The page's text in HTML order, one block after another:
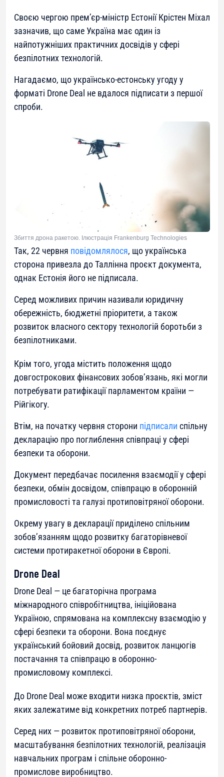
Своєю чергою прем’єр-міністр Естонії Крістен Міхал
зазначив, що саме Україна має один із
найпотужніших практичних досвідів у сфері
безпілотних технологій.
Нагадаємо, що українсько-естонську угоду у
форматі Drone Deal не вдалося підписати з першої
спроби.
Збиття дрона ракетою. Ілюстрація Frankenburg Technologies
Так, 22 червня повідомлялося, що українська
сторона привезла до Таллінна проєкт документа,
однак Естонія його не підписала.
Серед можливих причин називали юридичну
обережність, бюджетні пріоритети, а також
розвиток власного сектору технологій боротьби з
безпілотниками.
Крім того, угода містить положення щодо
довгострокових фінансових зобов’язань, які могли
потребувати ратифікації парламентом країни —
Рійгікогу.
Втім, на початку червня сторони підписали спільну
декларацію про поглиблення співпраці у сфері
безпеки та оборони.
Документ передбачає посилення взаємодії у сфері
безпеки, обмін досвідом, співпрацю в оборонній
промисловості та галузі протиповітряної оборони.
Окрему увагу в декларації приділено спільним
зобов’язанням щодо розвитку багаторівневої
системи протиракетної оборони в Європі.
Drone Deal
Drone Deal — це багаторічна програма
міжнародного співробітництва, ініційована
Україною, спрямована на комплексну взаємодію у
сфері безпеки та оборони. Вона поєднує
український бойовий досвід, розвиток ланцюгів
постачання та співпрацю в оборонно-
промисловому комплексі.
До Drone Deal може входити низка проєктів, зміст
яких залежатиме від конкретних потреб партнерів.
Серед них — розвиток протиповітряної оборони,
масштабування безпілотних технологій, реалізація
навчальних програм і спільне оборонно-
промислове виробництво.